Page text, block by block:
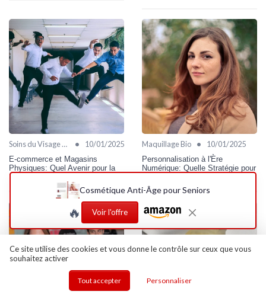
Soins du Visage Bio • 10/01/2025
E-commerce et Magasins
Physiques: Quel Avenir pour la
Distribution Cosmétique?
Maquillage Bio • 10/01/2025
Personnalisation à l'Ère
Numérique: Quelle Stratégie pour
Cosmétique Anti-Âge pour Seniors
🔥 Voir l'offre
Ce site utilise des cookies et vous donne le contrôle sur ceux que vous
souhaitez activer
Tout accepter Personnaliser